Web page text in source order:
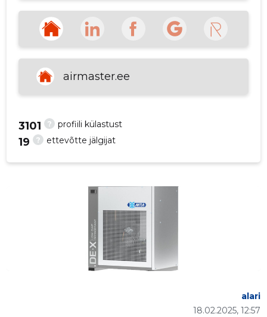
Allikas:google.com
airmaster.ee
? profiili külastust
3101
? ettevõtte jälgijat
19
18.02.2025, 12:57
alari